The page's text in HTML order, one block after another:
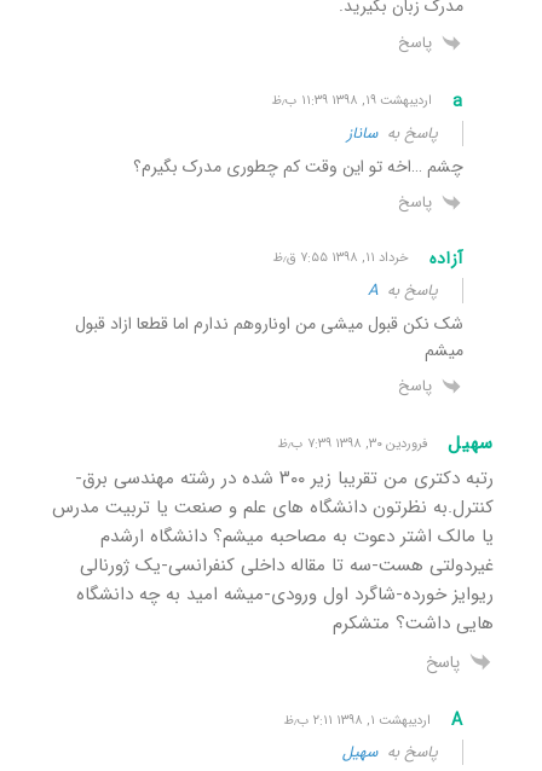
مدرک زبان بگیرید.
پاسخ
a اردیبهشت ۱۹, ۱۳۹۸ ۱۱:۳۹ ب٫ظ
پاسخ بهساناز
چشم …اخه تو این وقت کم چطوری مدرک بگیرم؟
پاسخ
آزاده خرداد ۱۱, ۱۳۹۸ ۷:۵۵ ق٫ظ
پاسخ بهA
شک نکن قبول میشی من اوناروهم ندارم اما قطعا ازاد قبول
میشم
پاسخ
سهیل فروردین ۳۰, ۱۳۹۸ ۷:۳۹ ب٫ظ
رتبه دکتری من تقریبا زیر ۳۰۰ شده در رشته مهندسی برق-
کنترل.به نظرتون دانشگاه های علم و صنعت یا تربیت مدرس
یا مالک اشتر دعوت به مصاحبه میشم؟ دانشگاه ارشدم
غیردولتی هست-سه تا مقاله داخلی کنفرانسی-یک ژورنالی
ریوایز خورده-شاگرد اول ورودی-میشه امید به چه دانشگاه
هایی داشت؟ متشکرم
پاسخ
A اردیبهشت ۱, ۱۳۹۸ ۲:۱۱ ب٫ظ
پاسخ بهسهیل